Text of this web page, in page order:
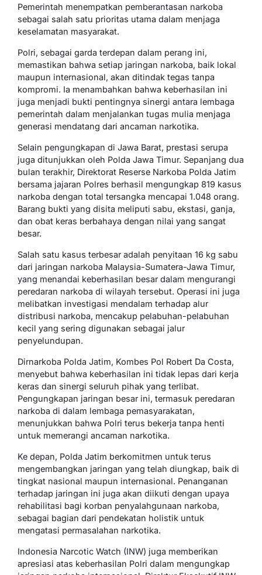
Pemerintah menempatkan pemberantasan narkoba
sebagai salah satu prioritas utama dalam menjaga
keselamatan masyarakat.
Polri, sebagai garda terdepan dalam perang ini,
memastikan bahwa setiap jaringan narkoba, baik lokal
maupun internasional, akan ditindak tegas tanpa
kompromi. Ia menambahkan bahwa keberhasilan ini
juga menjadi bukti pentingnya sinergi antara lembaga
pemerintah dalam menjalankan tugas mulia menjaga
generasi mendatang dari ancaman narkotika.
Selain pengungkapan di Jawa Barat, prestasi serupa
juga ditunjukkan oleh Polda Jawa Timur. Sepanjang dua
bulan terakhir, Direktorat Reserse Narkoba Polda Jatim
bersama jajaran Polres berhasil mengungkap 819 kasus
narkoba dengan total tersangka mencapai 1.048 orang.
Barang bukti yang disita meliputi sabu, ekstasi, ganja,
dan obat keras berbahaya dengan nilai yang sangat
besar.
Salah satu kasus terbesar adalah penyitaan 16 kg sabu
dari jaringan narkoba Malaysia-Sumatera-Jawa Timur,
yang menandai keberhasilan besar dalam mengurangi
peredaran narkoba di wilayah tersebut. Operasi ini juga
melibatkan investigasi mendalam terhadap alur
distribusi narkoba, mencakup pelabuhan-pelabuhan
kecil yang sering digunakan sebagai jalur
penyelundupan.
Dirnarkoba Polda Jatim, Kombes Pol Robert Da Costa,
menyebut bahwa keberhasilan ini tidak lepas dari kerja
keras dan sinergi seluruh pihak yang terlibat.
Pengungkapan jaringan besar ini, termasuk peredaran
narkoba di dalam lembaga pemasyarakatan,
menunjukkan bahwa Polri terus bekerja tanpa henti
untuk memerangi ancaman narkotika.
Ke depan, Polda Jatim berkomitmen untuk terus
mengembangkan jaringan yang telah diungkap, baik di
tingkat nasional maupun internasional. Penanganan
terhadap jaringan ini juga akan diikuti dengan upaya
rehabilitasi bagi korban penyalahgunaan narkoba,
sebagai bagian dari pendekatan holistik untuk
mengatasi permasalahan narkotika.
Indonesia Narcotic Watch (INW) juga memberikan
apresiasi atas keberhasilan Polri dalam mengungkap